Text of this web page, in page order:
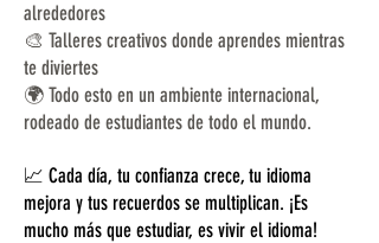
alrededores
🎨 Talleres creativos donde aprendes mientras
te diviertes
🌍 Todo esto en un ambiente internacional,
rodeado de estudiantes de todo el mundo.
📈 Cada día, tu confianza crece, tu idioma
mejora y tus recuerdos se multiplican. ¡Es
mucho más que estudiar, es vivir el idioma!